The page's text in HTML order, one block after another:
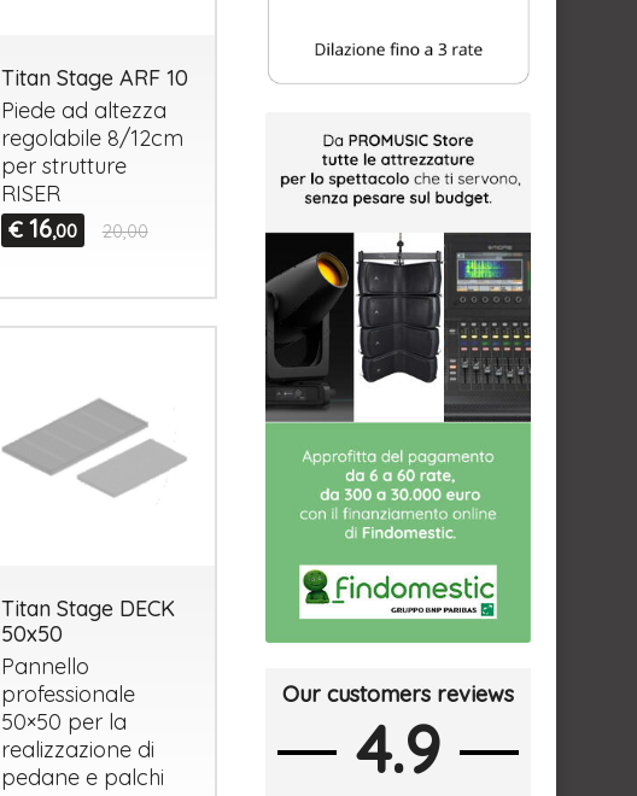
Titan Stage ARF 10
Piede ad altezza
regolabile 8/12cm
per strutture
RISER
€ 16,00 20,00
Titan Stage DECK
50x50
Pannello
professionale
50×50 per la
realizzazione di
pedane e palchi
Our customers reviews
4.9